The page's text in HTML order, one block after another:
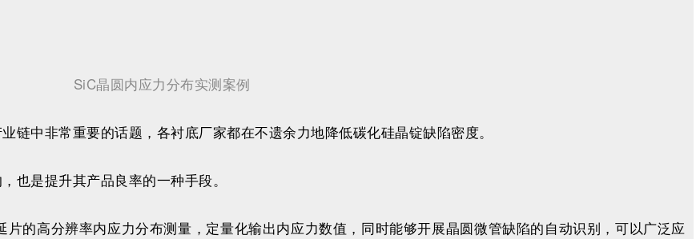
SiC晶圆内应力分布实测案例
中非常重要的话题，各衬底厂家都在不遗余力地降低碳化硅晶锭缺陷密度。
也是提升其产品良率的一种手段。
的高分辨率内应力分布测量，定量化输出内应力数值，同时能够开展晶圆微管缺陷的自动识别，可以广泛应